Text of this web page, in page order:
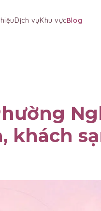
Dịch vụKhu vựcBlog
khách